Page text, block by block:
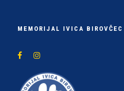
MEMORIJAL IVICA BIROVČEC